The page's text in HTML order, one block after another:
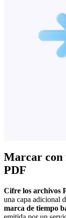
Marcar con
PDF
Cifre los archivos
una capa adicional
marca de tiempo